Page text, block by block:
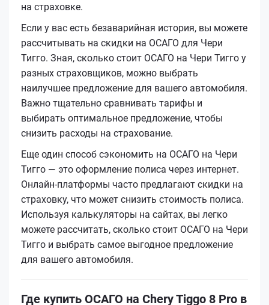
на страховке.
Если у вас есть безаварийная история, вы можете
рассчитывать на скидки на ОСАГО для Чери
Тигго. Зная, сколько стоит ОСАГО на Чери Тигго у
разных страховщиков, можно выбрать
наилучшее предложение для вашего автомобиля.
Важно тщательно сравнивать тарифы и
выбирать оптимальное предложение, чтобы
снизить расходы на страхование.
Еще один способ сэкономить на ОСАГО на Чери
Тигго — это оформление полиса через интернет.
Онлайн-платформы часто предлагают скидки на
страховку, что может снизить стоимость полиса.
Используя калькуляторы на сайтах, вы легко
можете рассчитать, сколько стоит ОСАГО на Чери
Тигго и выбрать самое выгодное предложение
для вашего автомобиля.
Где купить ОСАГО на Chery Tiggo 8 Pro в